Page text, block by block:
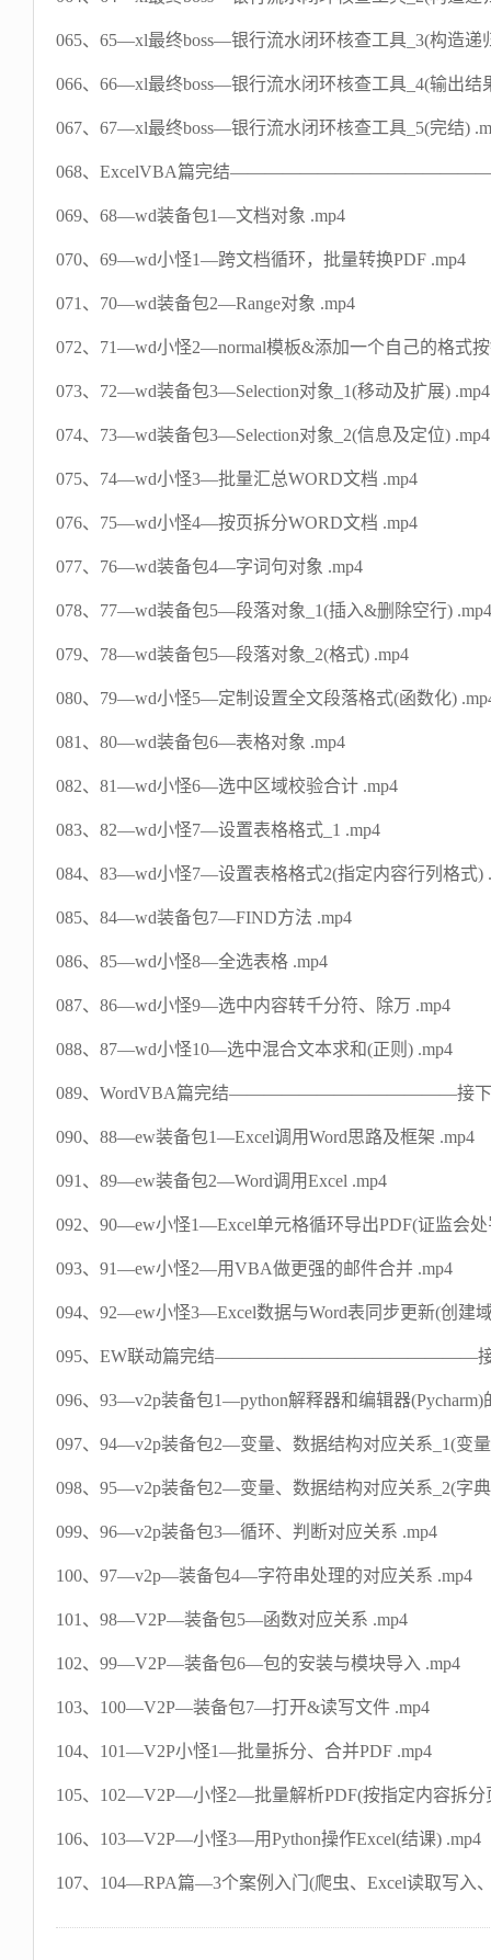
065、65—xl最终boss—银行流水闭环核查工具_3(构造递
066、66—xl最终boss—银行流水闭环核查工具_4(输出结
067、67—xl最终boss—银行流水闭环核查工具_5(完结)
068、ExcelVBA篇完结———————————————接
069、68—wd装备包1—文档对象 .mp4
070、69—wd小怪1—跨文档循环，批量转换PDF .mp4
071、70—wd装备包2—Range对象 .mp4
072、71—wd小怪2—normal模板&添加一个自己的格式按
073、72—wd装备包3—Selection对象_1(移动及扩展) .mp4
074、73—wd装备包3—Selection对象_2(信息及定位) .mp4
075、74—wd小怪3—批量汇总WORD文档 .mp4
076、75—wd小怪4—按页拆分WORD文档 .mp4
077、76—wd装备包4—字词句对象 .mp4
078、77—wd装备包5—段落对象_1(插入&删除空行) .mp4
079、78—wd装备包5—段落对象_2(格式) .mp4
080、79—wd小怪5—定制设置全文段落格式(函数化)
081、80—wd装备包6—表格对象 .mp4
082、81—wd小怪6—选中区域校验合计 .mp4
083、82—wd小怪7—设置表格格式_1 .mp4
084、83—wd小怪7—设置表格格式2(指定内容行列格式)
085、84—wd装备包7—FIND方法 .mp4
086、85—wd小怪8—全选表格 .mp4
087、86—wd小怪9—选中内容转千分符、除万 .mp4
088、87—wd小怪10—选中混合文本求和(正则) .mp4
089、WordVBA篇完结—————————————接下来
090、88—ew装备包1—Excel调用Word思路及框架 .mp4
091、89—ew装备包2—Word调用Excel .mp4
092、90—ew小怪1—Excel单元格循环导出PDF(证监会处
093、91—ew小怪2—用VBA做更强的邮件合并 .mp4
094、92—ew小怪3—Excel数据与Word表同步更新(创建
095、EW联动篇完结———————————————接下
096、93—v2p装备包1—python解释器和编辑器(Pycharm)
097、94—v2p装备包2—变量、数据结构对应关系_1(变
098、95—v2p装备包2—变量、数据结构对应关系_2(字
099、96—v2p装备包3—循环、判断对应关系 .mp4
100、97—v2p—装备包4—字符串处理的对应关系 .mp4
101、98—V2P—装备包5—函数对应关系 .mp4
102、99—V2P—装备包6—包的安装与模块导入 .mp4
103、100—V2P—装备包7—打开&读写文件 .mp4
104、101—V2P小怪1—批量拆分、合并PDF .mp4
105、102—V2P—小怪2—批量解析PDF(按指定内容拆分
106、103—V2P—小怪3—用Python操作Excel(结课) .mp4
107、104—RPA篇—3个案例入门(爬虫、Excel读取写入